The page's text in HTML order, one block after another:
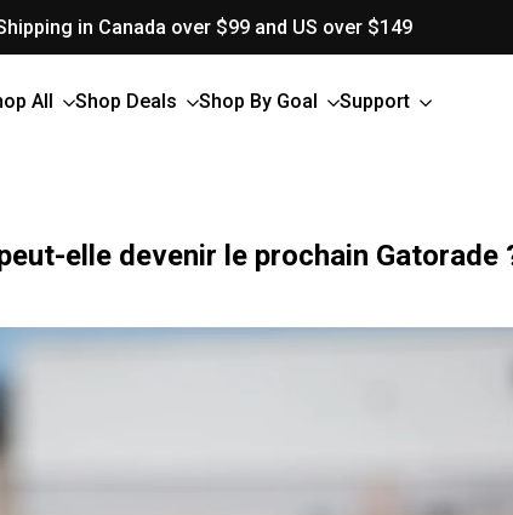
in Canada over $99 and US over $149
All Shop Deals Shop By Goal Support
elle devenir le prochain Gatorade